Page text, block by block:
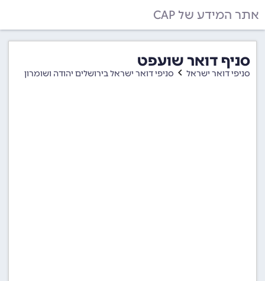
אתר המידע של CAP
סניף דואר שועפט
סניפי דואר ישראל סניפי דואר ישראל בירושלים יהודה ושומרון